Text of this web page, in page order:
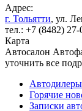
Адрес:
г. Тольятти, ул.
тел.: +7 (8482) 27-
Карта
Автосалон
уточнить все
Автодилеры
Горячие
Записки